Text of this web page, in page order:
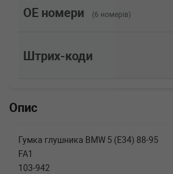
Потужність: 115HP)
OE номери (6 номерів)
Штрих-коди
Опис
Гумка глушника BMW 5 (E34) 88-95
FA1
103-942